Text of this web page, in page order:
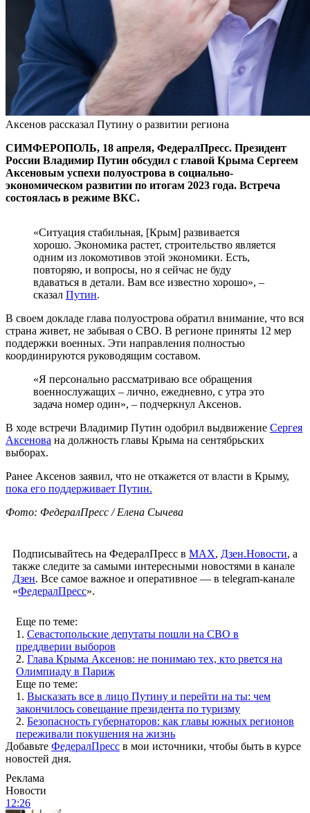
Аксенов рассказал Путину о развитии региона
СИМФЕРОПОЛЬ, 18 апреля, ФедералПресс. Президент
России Владимир Путин обсудил с главой Крыма Сергеем
Аксеновым успехи полуострова в социально-
экономическом развитии по итогам 2023 года. Встреча
состоялась в режиме ВКС.
«Ситуация стабильная, [Крым] развивается
хорошо. Экономика растет, строительство является
одним из локомотивов этой экономики. Есть,
повторяю, и вопросы, но я сейчас не буду
вдаваться в детали. Вам все известно хорошо», –
сказал Путин.
В своем докладе глава полуострова обратил внимание, что вся
страна живет, не забывая о СВО. В регионе приняты 12 мер
поддержки военных. Эти направления полностью
координируются руководящим составом.
«Я персонально рассматриваю все обращения
военнослужащих – лично, ежедневно, с утра это
задача номер один», – подчеркнул Аксенов.
В ходе встречи Владимир Путин одобрил выдвижение Сергея
Аксенова на должность главы Крыма на сентябрьских
выборах.
Ранее Аксенов заявил, что не откажется от власти в Крыму,
пока его поддерживает Путин.
Фото: ФедералПресс / Елена Сычева
Подписывайтесь на ФедералПресс в МАХ, Дзен.Новости, а
также следите за самыми интересными новостями в канале
Дзен. Все самое важное и оперативное — в telegram-канале
«ФедералПресс».
Еще по теме:
1. Севастопольские депутаты пошли на СВО в
преддверии выборов
2. Глава Крыма Аксенов: не понимаю тех, кто рвется на
Олимпиаду в Париж
Еще по теме:
1. Высказать все в лицо Путину и перейти на ты: чем
закончилось совещание президента по туризму
2. Безопасность губернаторов: как главы южных регионов
переживали покушения на жизнь
Добавьте ФедералПресс в мои источники, чтобы быть в курсе
новостей дня.
Реклама
Новости
12:26